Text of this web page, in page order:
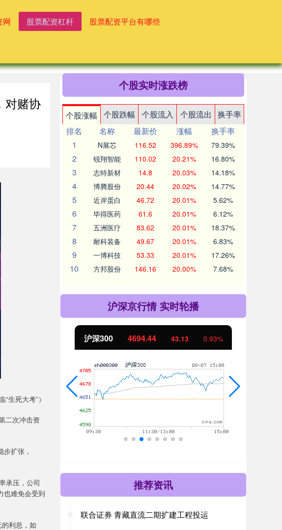
网 股票配资杠杆 股票配资平台有哪些
对赌协
生死大考”）
二次冲击资
扩张，
承压，公司
也难免会受到
利息，如
个股实时涨跌榜
个股涨幅 个股跌幅 个股流入 个股流出
换手率
排名
名称 最新价 涨幅
换手率
1
N展芯 116.52 396.89% 79.39%
2 锐翔智能 110.02 20.21% 16.80%
3 志特新材 14.8 20.03% 14.18%
4 博腾股份 20.44 20.02% 14.77%
5 近岸蛋白 46.72 20.01% 5.62%
6 毕得医药 61.6 20.01% 6.12%
7 五洲医疗 83.62 20.01% 18.37%
8 耐科装备 49.67 20.01% 6.83%
9 一博科技 53.33 20.01% 17.26%
10 方邦股份 146.16 20.00% 7.68%
沪深京行情 实时轮播
北证50 1134.24 11.37 1.01%
推荐资讯
联合证券 青藏直流二期扩建工程投运